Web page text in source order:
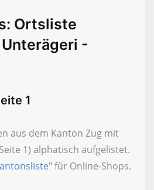
Ortsliste
-
1
aus dem Kanton Zug mit
1) alphatisch aufgelistet.
für Online-Shops.